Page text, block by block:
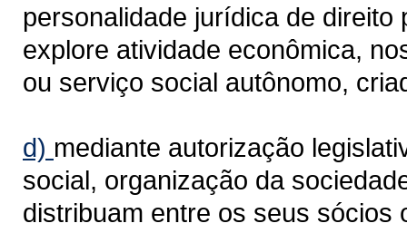
personalidade jurídica de
explore atividade econômica,
ou serviço social autônomo,
d) mediante autorização
social, organização da
distribuam entre os seus